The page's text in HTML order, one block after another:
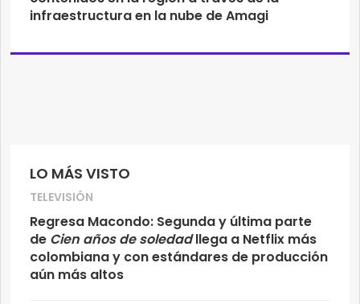
LO MÁS VISTO
TELEVISIÓN
Regresa Macondo: Segunda y última parte
de Cien años de soledadllega a Netflix más
colombiana y con estándares de producción
aún más altos
infraestructura en la nube de Amagi